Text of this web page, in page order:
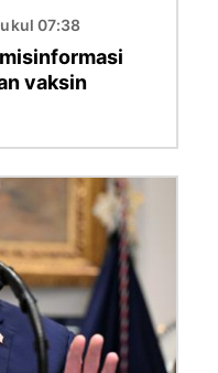
07:38
vaksin